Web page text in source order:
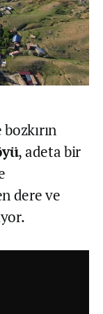
, adeta bir
dere ve